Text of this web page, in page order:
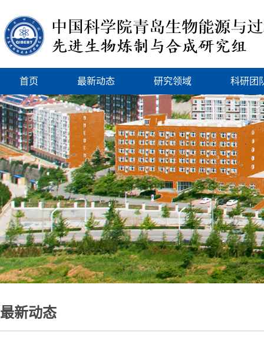
首页 最新动态 研究领域 科研团
最新动态